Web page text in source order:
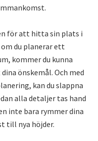
för att hitta sin plats i
du planerar ett
kommer du kunna
önskemål. Och med
kan du slappna
alla detaljer tas hand
inte bara rymmer dina
till nya höjder.